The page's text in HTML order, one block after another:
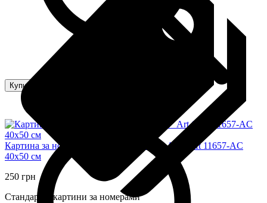
Картина за номерами "Вогонь та вода" Art Craft 11657-AC
40х50 см
250 грн
Стандартні картини за номерами
Купити